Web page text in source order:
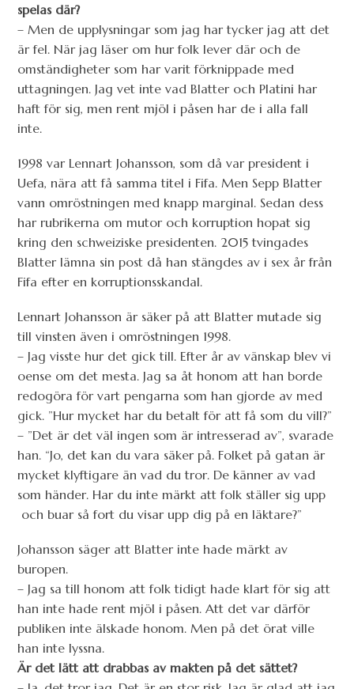
spelas där?
– Men de upplysningar som jag har tycker jag att det
är fel. När jag läser om hur folk lever där och de
omständigheter som har varit förknippade med
uttagningen. Jag vet inte vad Blatter och Platini har
haft för sig, men rent mjöl i påsen har de i alla fall
inte.
1998 var Lennart Johansson, som då var president i
Uefa, nära att få samma titel i Fifa. Men Sepp Blatter
vann omröstningen med knapp marginal. Sedan dess
har rubrikerna om mutor och korruption hopat sig
kring den schweiziske presidenten. 2015 tvingades
Blatter lämna sin post då han stängdes av i sex år från
Fifa efter en korruptionsskandal.
Lennart Johansson är säker på att Blatter mutade sig
till vinsten även i omröstningen 1998.
– Jag visste hur det gick till. Efter år av vänskap blev vi
oense om det mesta. Jag sa åt honom att han borde
redogöra för vart pengarna som han gjorde av med
gick. ”Hur mycket har du betalt för att få som du vill?”
– ”Det är det väl ingen som är intresserad av”, svarade
han. “Jo, det kan du vara säker på. Folket på gatan är
mycket klyftigare än vad du tror. De känner av vad
som händer. Har du inte märkt att folk ställer sig upp
och buar så fort du visar upp dig på en läktare?”
Johansson säger att Blatter inte hade märkt av
buropen.
– Jag sa till honom att folk tidigt hade klart för sig att
han inte hade rent mjöl i påsen. Att det var därför
publiken inte älskade honom. Men på det örat ville
han inte lyssna.
Är det lätt att drabbas av makten på det sättet?